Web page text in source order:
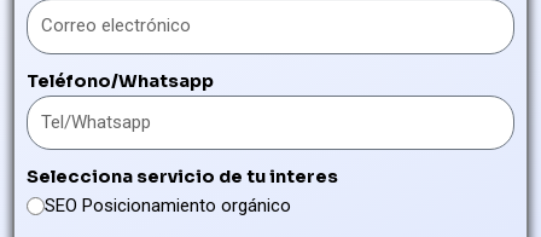
Teléfono/Whatsapp
Selecciona servicio de tu interes
SEO Posicionamiento orgánico